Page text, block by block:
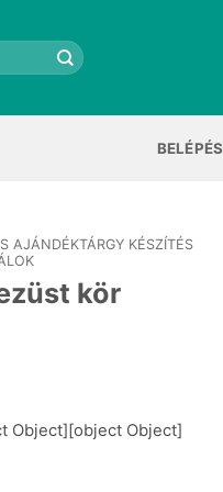
BELÉPÉS
AJÁNDÉKTÁRGY KÉSZÍTÉS
kör
price
Object][object Object]